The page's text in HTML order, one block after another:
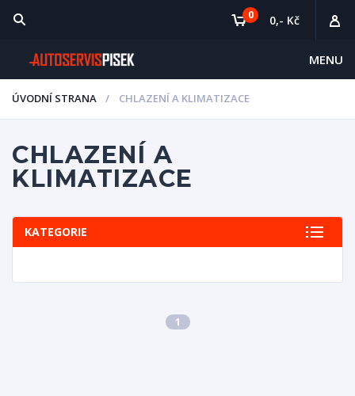
MENU
0 0,- Kč
ÚVODNÍ STRANA CHLAZENÍ A KLIMATIZACE
CHLAZENÍ A
KLIMATIZACE
KATEGORIE
1